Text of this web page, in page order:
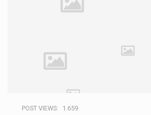
POST VIEWS: 1.659